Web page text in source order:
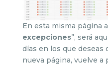
En esta misma página
excepciones”, será
días en los que deseas
nueva página, vuelve a